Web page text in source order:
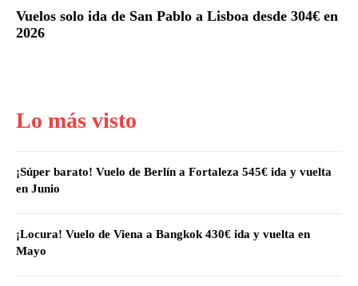
Vuelos solo ida de San Pablo a Lisboa desde 304€ en
2026
Lo más visto
¡Súper barato! Vuelo de Berlín a Fortaleza 545€ ida y vuelta
en Junio
¡Locura! Vuelo de Viena a Bangkok 430€ ida y vuelta en
Mayo